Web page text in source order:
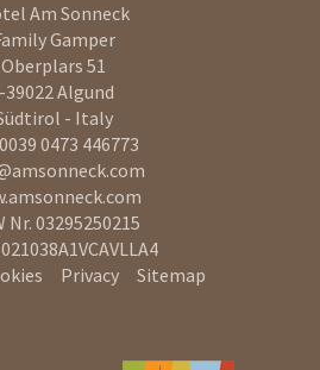
Am Sonneck
Gamper
Oberplars 51
39022Algund
- Italy
0039 0473 446773
Nr. 03295250215
Privacy Sitemap